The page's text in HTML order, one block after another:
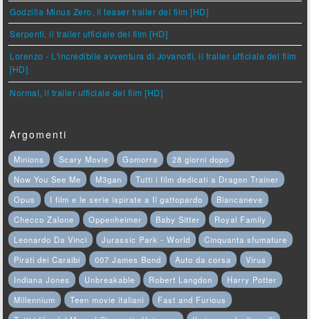
Godzilla Minus Zero, il teaser trailer del film [HD]
Serpenti, il trailer ufficiale del film [HD]
Lorenzo - L'incredibile avventura di Jovanotti, il trailer ufficiale del film
[HD]
Normal, il trailer ufficiale del film [HD]
Argomenti
Minions Scary Movie Gomorra
28 giorni dopo
Now You See Me
M3gan
Tutti i film dedicati a Dragon Trainer
Opus
I film e le serie ispirate a Il gattopardo
Biancaneve
Checco Zalone
Oppenheimer Baby Sitter
Royal Family
Leonardo Da Vinci
Jurassic Park - World
Cinquanta sfumature
Pirati dei Caraibi
007 James Bond Auto da corsa
Virus
Indiana Jones
Unbreakable Robert Langdon
Harry Potter
Millennium
Teen movie italiani
Fast and Furious